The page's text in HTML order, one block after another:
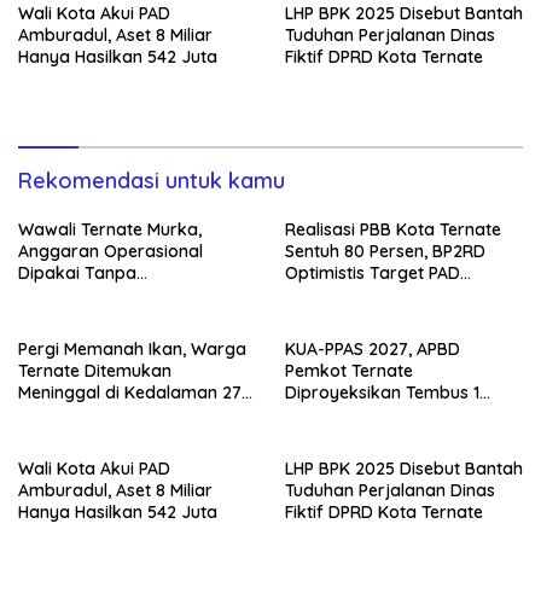
Wali Kota Akui PAD
Amburadul, Aset 8 Miliar
Hanya Hasilkan 542 Juta
LHP BPK 2025 Disebut Bantah
Tuduhan Perjalanan Dinas
Fiktif DPRD Kota Ternate
Rekomendasi untuk kamu
Wawali Ternate Murka,
Anggaran Operasional
Dipakai Tanpa
Realisasi PBB Kota Ternate
Sentuh 80 Persen, BP2RD
Optimistis Target PAD
Pergi Memanah Ikan, Warga
Ternate Ditemukan
Meninggal di Kedalaman 27
KUA-PPAS 2027, APBD
Pemkot Ternate
Diproyeksikan Tembus 1
Wali Kota Akui PAD
Amburadul, Aset 8 Miliar
Hanya Hasilkan 542 Juta
LHP BPK 2025 Disebut Bantah
Tuduhan Perjalanan Dinas
Fiktif DPRD Kota Ternate